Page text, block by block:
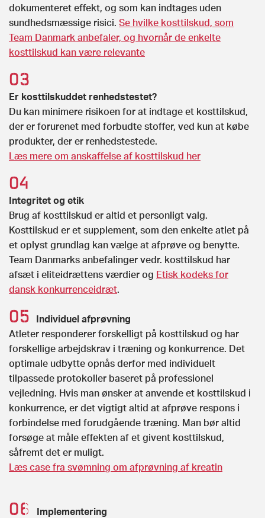
dokumenteret effekt, og som kan indtages uden
sundhedsmæssige risici. Se hvilke kosttilskud, som
Team Danmark anbefaler, og hvornår de enkelte
kosttilskud kan være relevante
Er kosttilskuddet renhedstestet?
Du kan minimere risikoen for at indtage et kosttilskud,
der er forurenet med forbudte stoffer, ved kun at købe
produkter, der er renhedstestede.
Læs mere om anskaffelse af kosttilskud her
Integritet og etik
Brug af kosttilskud er altid et personligt valg.
Kosttilskud er et supplement, som den enkelte atlet på
et oplyst grundlag kan vælge at afprøve og benytte.
Team Danmarks anbefalinger vedr. kosttilskud har
afsæt i eliteidrættens værdier og Etisk kodeks for
dansk konkurrenceidræt.
Individuel afprøvning
Atleter responderer forskelligt på kosttilskud og har
forskellige arbejdskrav i træning og konkurrence. Det
optimale udbytte opnås derfor med individuelt
tilpassede protokoller baseret på professionel
vejledning. Hvis man ønsker at anvende et kosttilskud i
konkurrence, er det vigtigt altid at afprøve respons i
forbindelse med forudgående træning. Man bør altid
forsøge at måle effekten af et givent kosttilskud,
såfremt det er muligt.
Læs case fra svømning om afprøvning af kreatin
Implementering